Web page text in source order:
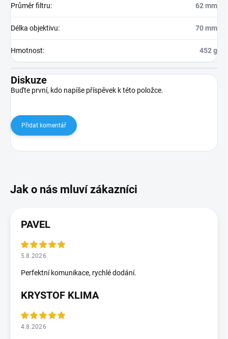
Průměr filtru: 62 mm
Délka objektivu: 70 mm
Hmotnost: 452 g
Diskuze
Buďte první, kdo napíše příspěvek k této položce.
Přidat komentář
PAVEL
5.8.2026
Perfektní komunikace, rychlé dodání.
KRYSTOF KLIMA
4.8.2026